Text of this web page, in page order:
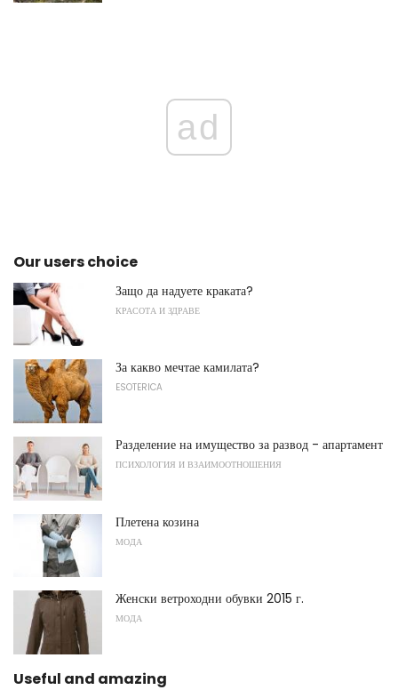
ad
Our users choice
Защо да надуете краката?
КРАСОТА И ЗДРАВЕ
За какво мечтае камилата?
ESOTERICA
Разделение на имущество за развод - апартамент
ПСИХОЛОГИЯ И ВЗАИМООТНОШЕНИЯ
Плетена козина
МОДА
Женски ветроходни обувки 2015 г.
МОДА
Useful and amazing